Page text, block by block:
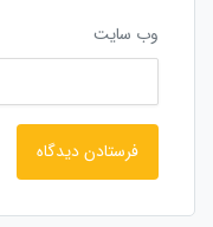
وب‌ سایت